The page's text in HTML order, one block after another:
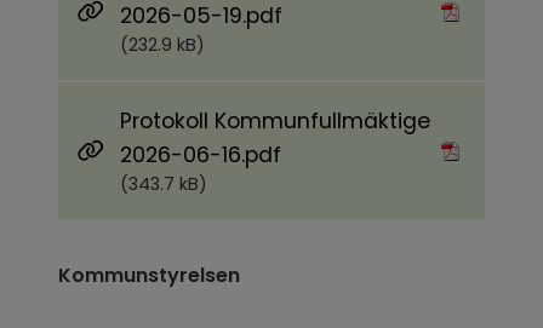
2026-05-19.pdf
(232.9 kB)
Protokoll Kommunfullmäktige
2026-06-16.pdf
(343.7 kB)
Kommunstyrelsen